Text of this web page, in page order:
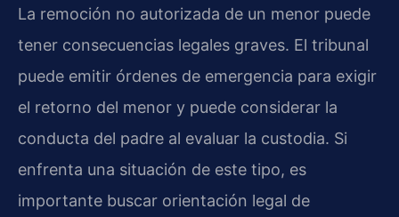
La remoción no autorizada de un menor puede
tener consecuencias legales graves. El tribunal
puede emitir órdenes de emergencia para exigir
el retorno del menor y puede considerar la
conducta del padre al evaluar la custodia. Si
enfrenta una situación de este tipo, es
importante buscar orientación legal de